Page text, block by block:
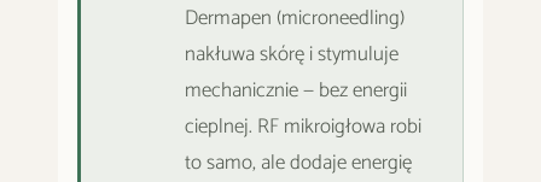
Dermapen (microneedling)
nakłuwa skórę i stymuluje
mechanicznie — bez energii
cieplnej. RF mikroigłowa robi
to samo, ale dodaje energię